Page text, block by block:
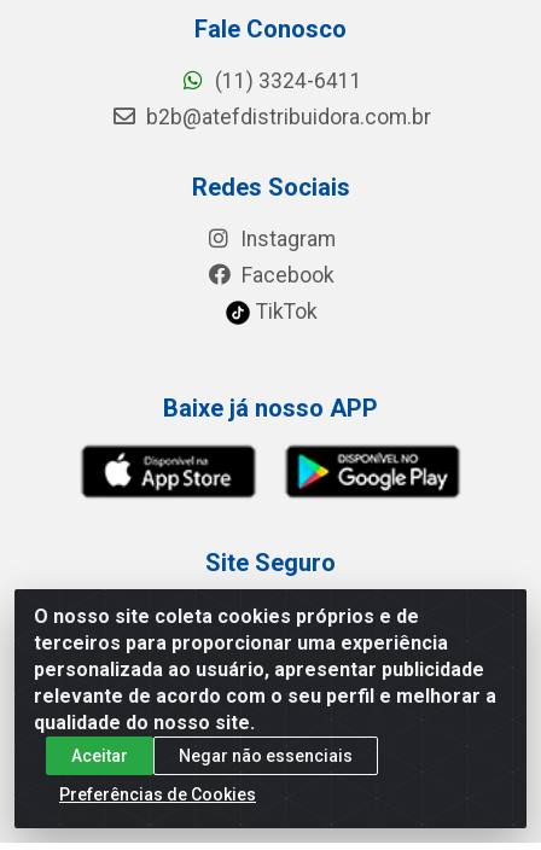
O nosso site coleta cookies próprios e de
terceiros para proporcionar uma experiência
personalizada ao usuário, apresentar publicidade
relevante de acordo com o seu perfil e melhorar a
qualidade do nosso site.
Aceitar
Negar não essenciais
Preferências de Cookies
Fale Conosco
(11) 3324-6411
b2b@atefdistribuidora.com.br
Redes Sociais
Instagram
Facebook
TikTok
Baixe já nosso APP
Site Seguro
Loja / Showroom
Tel.: (11) 3227-0546
Av Vautier, 587/597 - Pari - São Paulo/SP